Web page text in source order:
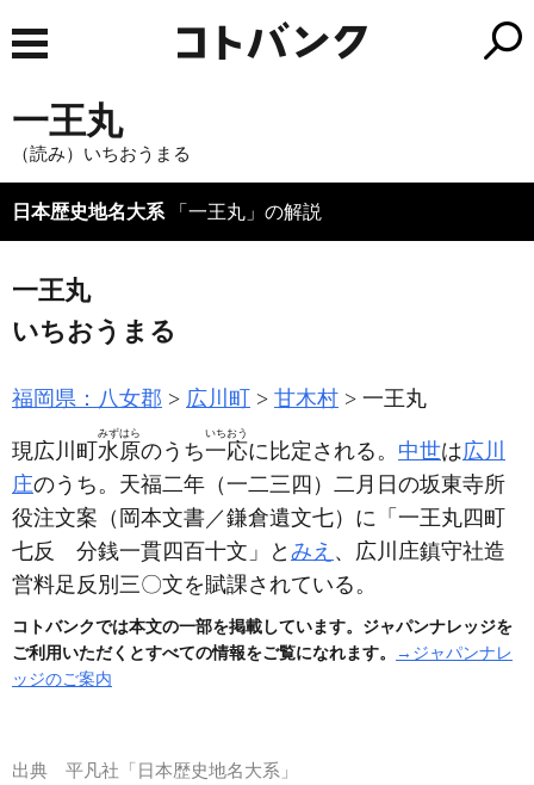
一王丸
（読み）いちおうまる
日本歴史地名大系 「一王丸」の解説
一王丸
いちおうまる
福岡県：八女郡 広川町 甘木村 一王丸
現広川町 水原
みずはら
のうち一応
いちおう
に比定される。 中世は広川
庄のうち。天福二年 （一二三四） 二月日の坂東寺所
役注文案 （岡本文書／鎌倉遺文七） に「一王丸四町
七反 分銭一貫四百十文」と みえ 、広川庄鎮守社造
営料足反別三〇文を賦課されている。
コトバンクでは本文の一部を掲載しています。ジャパンナレッジを
ご利用いただくとすべての情報をご覧になれます。
→ジャパンナレ
ッジのご案内
出典 平凡社「日本歴史地名大系」